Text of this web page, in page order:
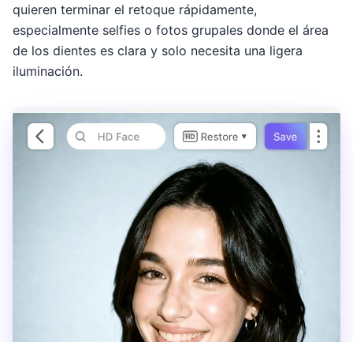
quieren terminar el retoque rápidamente,
especialmente selfies o fotos grupales donde el área
de los dientes es clara y solo necesita una ligera
iluminación.